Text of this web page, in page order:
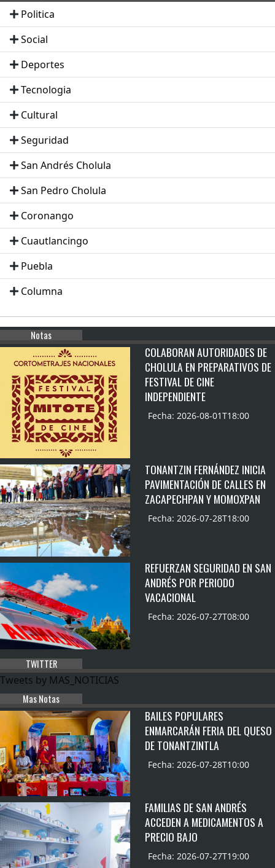
Politica
Social
Deportes
Tecnologia
Cultural
Seguridad
San Andrés Cholula
San Pedro Cholula
Coronango
Cuautlancingo
Puebla
Columna
Notas
COLABORAN AUTORIDADES DE
CHOLULA EN PREPARATIVOS DE
FESTIVAL DE CINE
INDEPENDIENTE
Fecha: 2026-08-01T18:00
TONANTZIN FERNÁNDEZ INICIA
PAVIMENTACIÓN DE CALLES EN
ZACAPECHPAN Y MOMOXPAN
Fecha: 2026-07-28T18:00
REFUERZAN SEGURIDAD EN SAN
ANDRÉS POR PERIODO
VACACIONAL
Fecha: 2026-07-27T08:00
TWITTER
Tweets by MAS_NOTICIAS
Mas Notas
BAILES POPULARES
ENMARCARÁN FERIA DEL QUESO
DE TONANTZINTLA
Fecha: 2026-07-28T10:00
FAMILIAS DE SAN ANDRÉS
ACCEDEN A MEDICAMENTOS A
PRECIO BAJO
Fecha: 2026-07-27T19:00